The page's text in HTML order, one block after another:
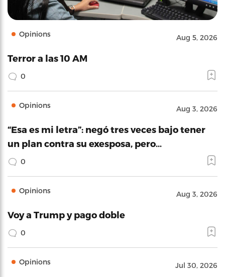
Opinions Aug 5, 2026
Terror a las 10 AM
0
Opinions Aug 3, 2026
“Esa es mi letra”: negó tres veces bajo tener
un plan contra su exesposa, pero…
0
Opinions Aug 3, 2026
Voy a Trump y pago doble
0
Opinions Jul 30, 2026